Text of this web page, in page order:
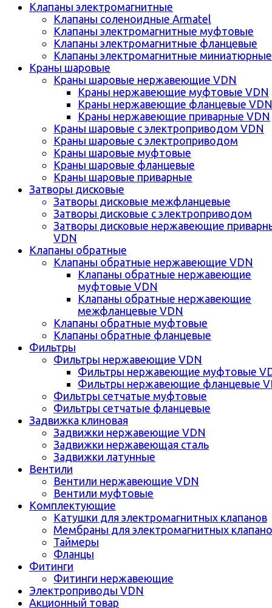
Клапаны электромагнитные
Клапаны соленоидные Armatel
Клапаны электромагнитные муфтовые
Клапаны электромагнитные фланцевые
Клапаны электромагнитные миниатюрные
Краны шаровые
Краны шаровые нержавеющие VDN
Краны нержавеющие муфтовые VDN
Краны нержавеющие фланцевые VDN
Краны нержавеющие приварные VDN
Краны шаровые с электроприводом VDN
Краны шаровые с электроприводом
Краны шаровые муфтовые
Краны шаровые фланцевые
Краны шаровые приварные
Затворы дисковые
Затворы дисковые межфланцевые
Затворы дисковые с электроприводом
Затворы дисковые нержавеющие
VDN
Клапаны обратные
Клапаны обратные нержавеющие VDN
Клапаны обратные нержавеющие
муфтовые VDN
Клапаны обратные нержавеющие
межфланцевые VDN
Клапаны обратные муфтовые
Клапаны обратные фланцевые
Фильтры
Фильтры нержавеющие VDN
Фильтры нержавеющие муфтовые
Фильтры нержавеющие фланцевые
Фильтры сетчатые муфтовые
Фильтры сетчатые фланцевые
Задвижка клиновая
Задвижки нержавеющие VDN
Задвижки нержавеющая сталь
Задвижки латунные
Вентили
Вентили нержавеющие VDN
Вентили муфтовые
Комплектующие
Катушки для электромагнитных клапанов
Мембраны для электромагнитных
Таймеры
Фланцы
Фитинги
Фитинги нержавеющие
Электроприводы VDN
Акционный товар